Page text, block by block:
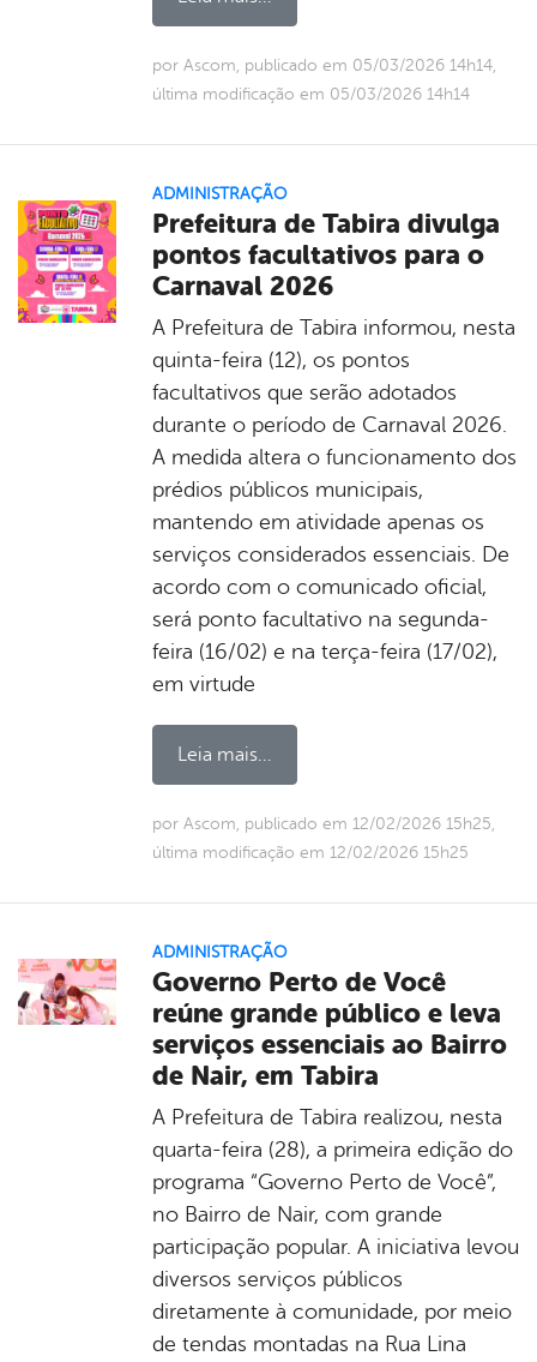
por Ascom, publicado em 05/03/2026 14h14,
última modificação em 05/03/2026 14h14
ADMINISTRAÇÃO
Prefeitura de Tabira divulga
pontos facultativos para o
Carnaval 2026
A Prefeitura de Tabira informou, nesta
quinta-feira (12), os pontos
facultativos que serão adotados
durante o período de Carnaval 2026.
A medida altera o funcionamento dos
prédios públicos municipais,
mantendo em atividade apenas os
serviços considerados essenciais. De
acordo com o comunicado oficial,
será ponto facultativo na segunda-
feira (16/02) e na terça-feira (17/02),
em virtude
Leia mais...
por Ascom, publicado em 12/02/2026 15h25,
última modificação em 12/02/2026 15h25
ADMINISTRAÇÃO
Governo Perto de Você
reúne grande público e leva
serviços essenciais ao Bairro
de Nair, em Tabira
A Prefeitura de Tabira realizou, nesta
quarta-feira (28), a primeira edição do
programa “Governo Perto de Você”,
no Bairro de Nair, com grande
participação popular. A iniciativa levou
diversos serviços públicos
diretamente à comunidade, por meio
de tendas montadas na Rua Lina